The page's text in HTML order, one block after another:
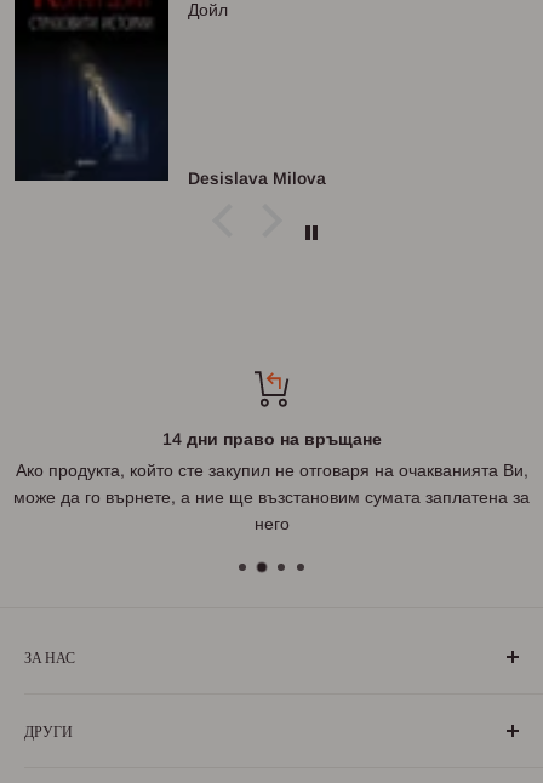
Дойл
Desislava Milova
14 дни право на връщане
Ако продукта, който сте закупил не отговаря на очакванията Ви,
може да го върнете, а ние ще възстановим сумата заплатена за
него
ЗА НАС
са живели извън границите на България. Екипът ни се
ДРУГИ